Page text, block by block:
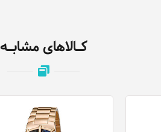
کـالاهای مشابـه